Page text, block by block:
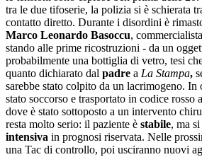
tra le due tifoserie, la polizia si è schierata
contatto diretto. Durante i disordini è
Marco Leonardo Basoccu,
stando alle prime ricostruzioni - da un
probabilmente una bottiglia di vetro, tesi
quanto dichiarato dal padre a La Stampa,
sarebbe stato colpito da un lacrimogeno. In
stato soccorso e trasportato in codice rosso
dove è stato sottoposto a un intervento
resta molto serio: il paziente è stabile, ma
intensiva in prognosi riservata. Nelle
una Tac di controllo, poi usciranno nuovi